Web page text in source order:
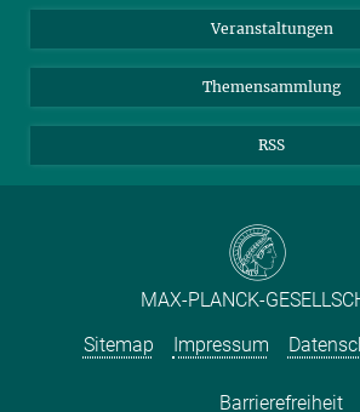
Veranstaltungen
Themensammlung
RSS
MAX-PLANCK-
Sitemap
Impressum
Barrierefreiheit